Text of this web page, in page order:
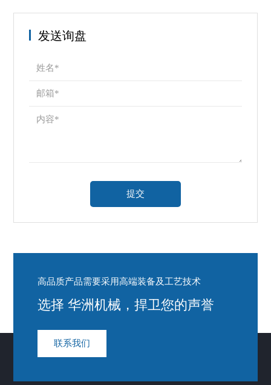
发送询盘
高品质产品需要采用高端装备及工艺技术
选择 华洲机械，捍卫您的声誉
联系我们